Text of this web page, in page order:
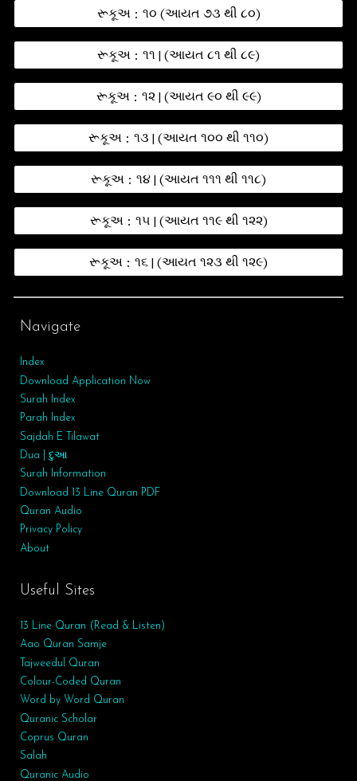
રૂકૂઅ : ૧૦ (આયત ૭૩ થી ૮૦)
રૂકૂઅ : ૧૧ | (આયત ૮૧ થી ૮૯)
રૂકૂઅ : ૧૨ | (આયત ૯૦ થી ૯૯)
રૂકૂઅ : ૧૩ | (આયત ૧૦૦ થી ૧૧૦)
રૂકૂઅ : ૧૪ | (આયત ૧૧૧ થી ૧૧૮)
રૂકૂઅ : ૧૫ | (આયત ૧૧૯ થી ૧૨૨)
રૂકૂઅ : ૧૬ | (આયત ૧૨૩ થી ૧૨૯)
Navigate
Index
Download Application Now
Surah Index
Parah Index
Sajdah E Tilawat
Dua | દુઆ
Surah Information
Download 13 Line Quran PDF
Quran Audio
Privacy Policy
About
Useful Sites
13 Line Quran (Read & Listen)
Aao Quran Samje
Tajweedul Quran
Colour-Coded Quran
Word by Word Quran
Quranic Scholar
Coprus Quran
Salah
Quranic Audio